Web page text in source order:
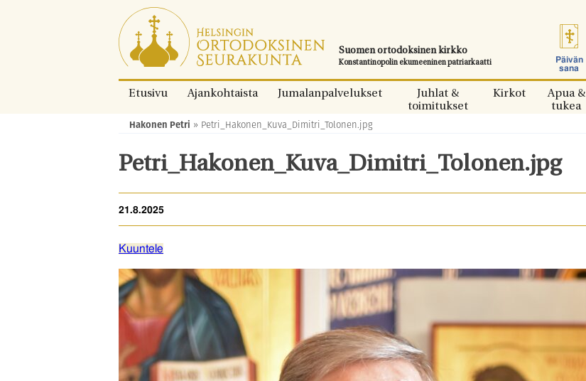
Siirry
suoraan
sisältöön.
Suomen ortodoksinen kirkko
Konstantinopolin ekumeeninen patriarkaatti
Päivän
sana
Etusivu Ajankohtaista Jumalanpalvelukset
Juhlat &
toimitukset
Kirkot
Apua &
tukea
Murupolku:
Hakonen Petri » Petri_Hakonen_Kuva_Dimitri_Tolonen.jpg
Petri_Hakonen_Kuva_Dimitri_Tolonen.jpg
21.8.2025
Kuuntele